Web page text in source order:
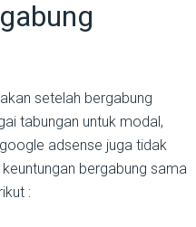
setelah bergabung
tabungan untuk modal,
adsense juga tidak
bergabung sama
: